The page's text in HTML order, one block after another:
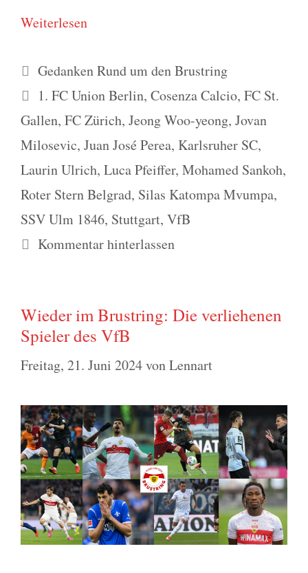
Wei­ter­le­sen
Kategorien
Gedanken Rund um den Brustring
Schlagwörter
1. FC Union Berlin, Cosenza Calcio, FC St.
Gallen, FC Zürich, Jeong Woo-yeong, Jovan
Milosevic, Juan José Perea, Karlsruher SC,
Laurin Ulrich, Luca Pfeiffer, Mohamed Sankoh,
Roter Stern Belgrad, Silas Katompa Mvumpa,
SSV Ulm 1846, Stuttgart, VfB
Kommentar hinterlassen
Wieder im Brustring: Die verliehenen
Spieler des VfB
Freitag, 21. Juni 2024vonLennart